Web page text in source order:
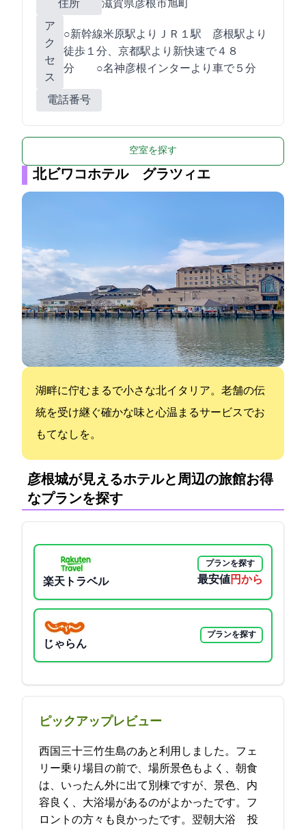
住所
滋賀県彦根市旭町9-14
ア
ク
セ
ス
○新幹線米原駅よりＪＲ１駅 彦根駅より
徒歩１分、京都駅より新快速で４８
分 ○名神彦根インターより車で５分
電話番号
空室を探す
北ビワコホテル グラツィエ
湖畔に佇むまるで小さな北イタリア。老舗の伝
統を受け継ぐ確かな味と心温まるサービスでお
もてなしを。
彦根城が見えるホテルと周辺の旅館:お得
なプランを探す
楽天トラベル
プランを探す
最安値6600円から
じゃらん
プランを探す
ピックアップレビュー
西国三十三竹生島のあと利用しました。フェ
リー乗り場目の前で、場所景色もよく、朝食
は、いったん外に出て別棟ですが、景色、内
容良く、大浴場があるのがよかったです。フ
ロントの方々も良かったです。翌朝大浴… 2021-08-07 00:09:26投